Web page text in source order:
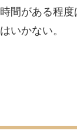
間がある程
いかない。